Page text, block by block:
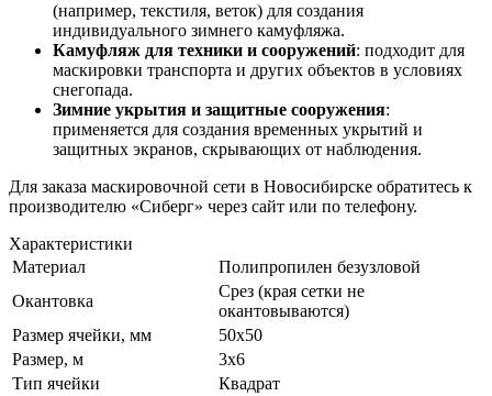
(например, текстиля, веток) для создания
индивидуального зимнего камуфляжа.
Камуфляж для техники и сооружений: подходит для
маскировки транспорта и других объектов в условиях
снегопада.
Зимние укрытия и защитные сооружения:
применяется для создания временных укрытий и
защитных экранов, скрывающих от наблюдения.
Для заказа маскировочной сети в Новосибирске обратитесь к
производителю «Сиберг» через сайт или по телефону.
Характеристики
Материал
Полипропилен безузловой
Окантовка
Срез (края сетки не
окантовываются)
Размер ячейки, мм
50х50
Размер, м
3х6
Тип ячейки
Квадрат